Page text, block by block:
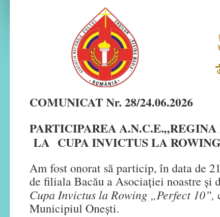
COMUNICAT Nr. 28/24.06.2026
PARTICIPAREA
LA CUPA INVICTUS LA
Am fost onorat să particip, în data de
de filiala Bacău a Asociației noastre și
Cupa Invictus la Rowing „Perfect 10”,
Municipiul Onești.